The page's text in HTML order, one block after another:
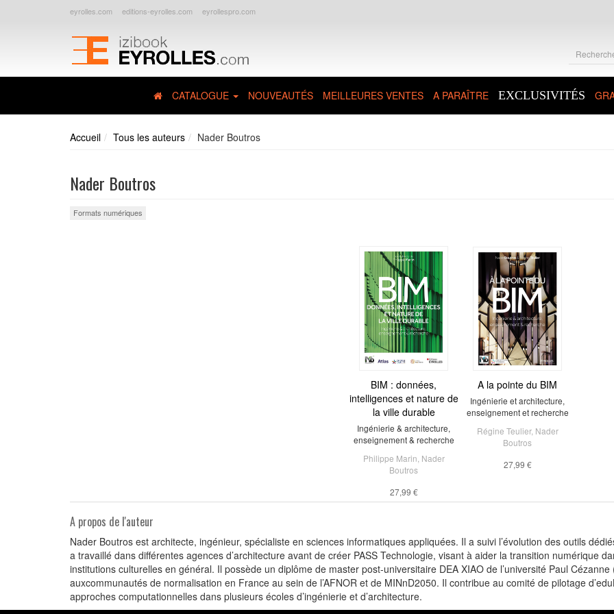
eyrolles.com editions-eyrolles.com eyrollespro.com
CATALOGUE NOUVEAUTÉS MEILLEURES VENTES A PARAÎTRE EXCLUSIVITÉS
Accueil Tous les auteurs Nader Boutros
Nader Boutros
Formats numériques
BIM : données,
intelligences et nature de
la ville durable
Ingénierie & architecture,
enseignement & recherche
Philippe Marin Nader
Boutros
27,99 €
A la pointe du BIM
Ingénierie et architecture,
enseignement et recherche
Régine Teulier, Nader
Boutros
27,99 €
A propos de l'auteur
Nader Boutros est architecte, ingénieur, spécialiste en sciences informatiques appliquées. Il a suivi l’évolution des outils
a travaillé dans différentes agences d’architecture avant de créer PASS Technologie, visant à aider la transition numérique
institutions culturelles en général. Il possède un diplôme de master post-universitaire DEA XIAO de l’université Paul
auxcommunautés de normalisation en France au sein de l’AFNOR et de MINnD2050. Il contribue au comité de pilotage
approches computationnelles dans plusieurs écoles d’ingénierie et d’architecture.